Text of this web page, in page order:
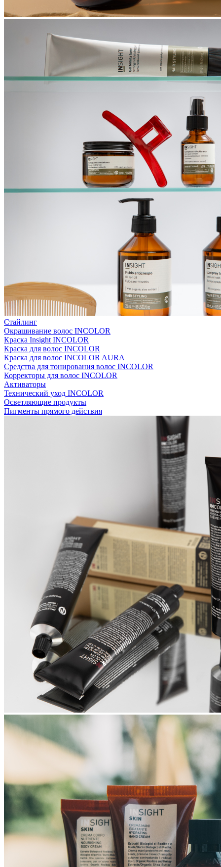
Стайлинг
Окрашивание волос INCOLOR
Краска Insight INCOLOR
Краска для волос INCOLOR
Краска для волос INCOLOR AURA
Средства для тонирования волос INCOLOR
Корректоры для волос INCOLOR
Активаторы
Технический уход INCOLOR
Осветляющие продукты
Пигменты прямого действия